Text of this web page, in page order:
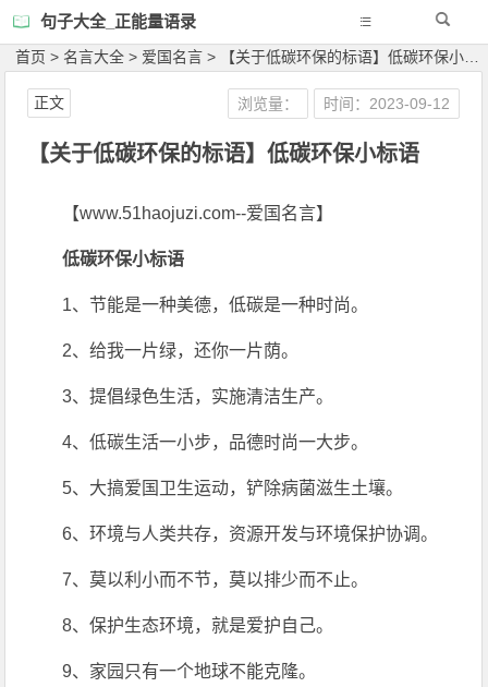
句子大全_正能量语录
首页 > 名言大全 > 爱国名言 > 【关于低碳环保的标语】低碳环保小标语
【关于低碳环保的标语】低碳环保小标语
浏览量： 时间：2023-09-12
正文
【www.51haojuzi.com--爱国名言】
低碳环保小标语
1、节能是一种美德，低碳是一种时尚。
2、给我一片绿，还你一片荫。
3、提倡绿色生活，实施清洁生产。
4、低碳生活一小步，品德时尚一大步。
5、大搞爱国卫生运动，铲除病菌滋生土壤。
6、环境与人类共存，资源开发与环境保护协调。
7、莫以利小而不节，莫以排少而不止。
8、保护生态环境，就是爱护自己。
9、家园只有一个地球不能克隆。